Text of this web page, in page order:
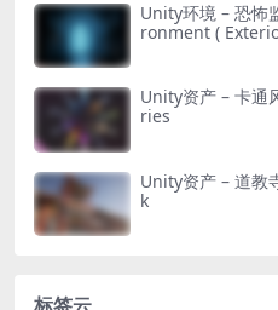
Unity环境 – 恐怖
ronment (
Unity资产 – 卡通
ries
Unity资产 – 道教
k